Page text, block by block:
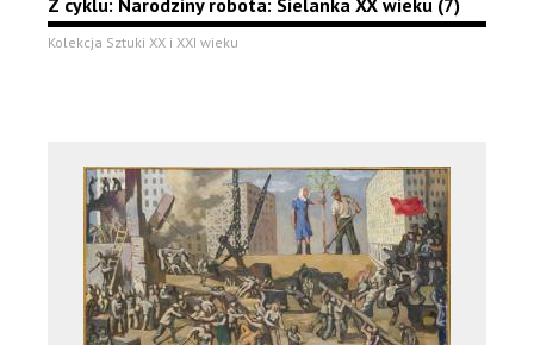
Z cyklu: Narodziny robota: Sielanka XX wieku (7)
Kolekcja Sztuki XX i XXI wieku